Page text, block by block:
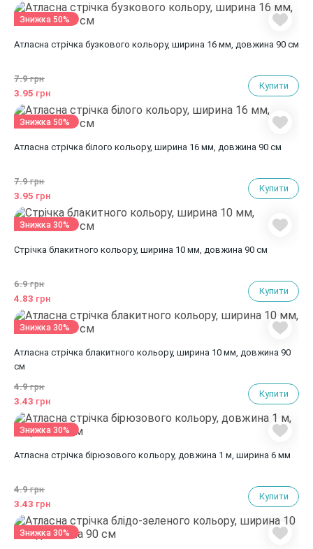
Атласна стрічка бузкового кольору, ширина 16 мм, довжина 90 см
7.9грн
3.95 грн
Купити
Знижка 50%
Атласна стрічка білого кольору, ширина 16 мм, довжина 90 см
7.9грн
3.95 грн
Купити
Знижка 50%
Стрічка блакитного кольору, ширина 10 мм, довжина 90 см
6.9грн
4.83 грн
Купити
Знижка 30%
Атласна стрічка блакитного кольору, ширина 10 мм, довжина 90
см
4.9грн
3.43 грн
Купити
Знижка 30%
Атласна стрічка бірюзового кольору, довжина 1 м, ширина 6 мм
4.9грн
3.43 грн
Купити
Знижка 30%
Знижка 30%